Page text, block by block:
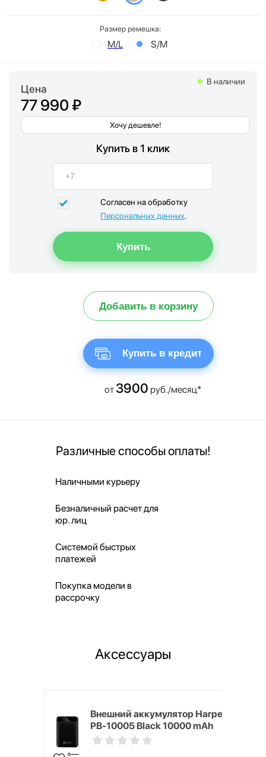
Размер ремешка:
M/L S/M
Цена
77 990 ₽
Хочу дешевле!
В наличии
Купить в 1 клик
Согласен на обработку
Персональных данных.
Добавить в корзину
Купить в кредит
от 3900 руб./месяц*
Различные способы оплаты!
Наличными курьеру
Безналичный расчет для
юр. лиц
Системой быстрых
платежей
Покупка модели в
рассрочку
Аксессуары
Внешний аккумулятор Harper
PB-10005 Black 10000 mAh